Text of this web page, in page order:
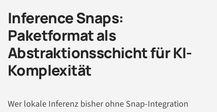
Inference Snaps:
Paketformat als
Abstraktionsschicht für KI-
Komplexität
Wer lokale Inferenz bisher ohne Snap-Integration